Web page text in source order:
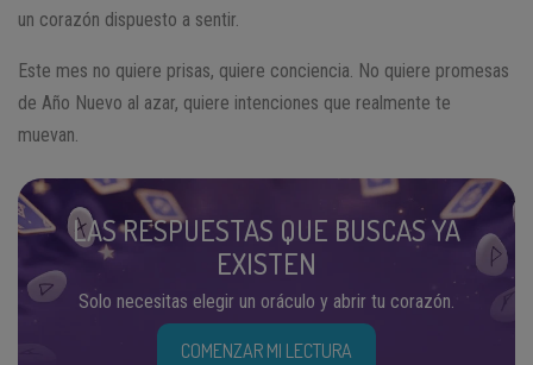
un corazón dispuesto a sentir.
Este mes no quiere prisas, quiere conciencia. No quiere promesas
de Año Nuevo al azar, quiere intenciones que realmente te
muevan.
LAS RESPUESTAS QUE BUSCAS YA
EXISTEN
Solo necesitas elegir un oráculo y abrir tu corazón.
COMENZAR MI LECTURA